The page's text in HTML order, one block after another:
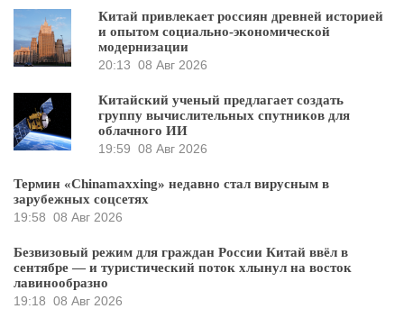
Китай привлекает россиян древней историей
и опытом социально-экономической
модернизации
20:13 08 Авг 2026
Китайский ученый предлагает создать
группу вычислительных спутников для
облачного ИИ
19:59 08 Авг 2026
Термин «Chinamaxxing» недавно стал вирусным в
зарубежных соцсетях
19:58 08 Авг 2026
Безвизовый режим для граждан России Китай ввёл в
сентябре — и туристический поток хлынул на восток
лавинообразно
19:18 08 Авг 2026